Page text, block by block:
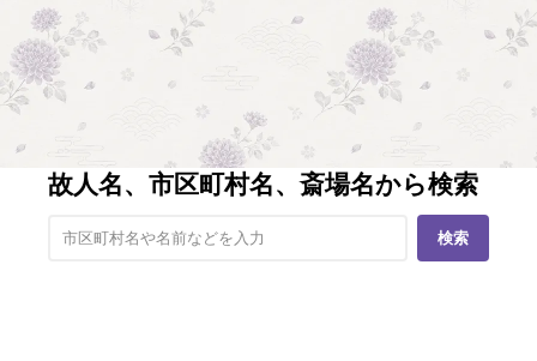
故人名、市区町村名、斎場名から検索
検索